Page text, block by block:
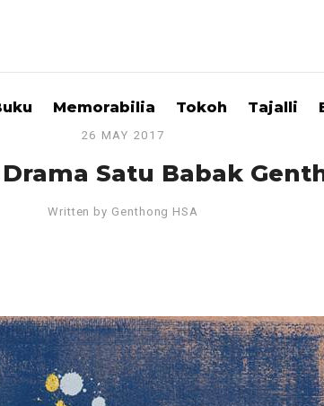
Memorabilia Tokoh Tajalli
26 MAY 2017
Drama Satu Babak
Written by Genthong HSA